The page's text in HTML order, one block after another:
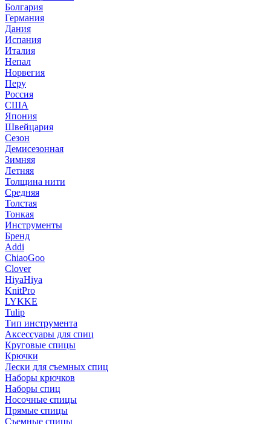
Болгария
Германия
Дания
Испания
Италия
Непал
Норвегия
Перу
Россия
США
Япония
Швейцария
Сезон
Демисезонная
Зимняя
Летняя
Толщина нити
Средняя
Толстая
Тонкая
Инструменты
Бренд
Addi
ChiaoGoo
Clover
HiyaHiya
KnitPro
LYKKE
Tulip
Тип инструмента
Аксессуары для спиц
Круговые спицы
Крючки
Лески для съемных спиц
Наборы крючков
Наборы спиц
Носочные спицы
Прямые спицы
Съемные спицы